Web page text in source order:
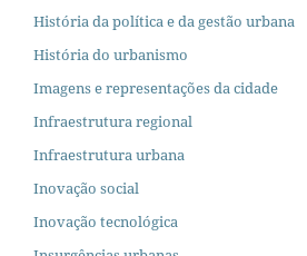
História da política e da gestão urbana
História do urbanismo
Imagens e representações da cidade
Infraestrutura regional
Infraestrutura urbana
Inovação social
Inovação tecnológica